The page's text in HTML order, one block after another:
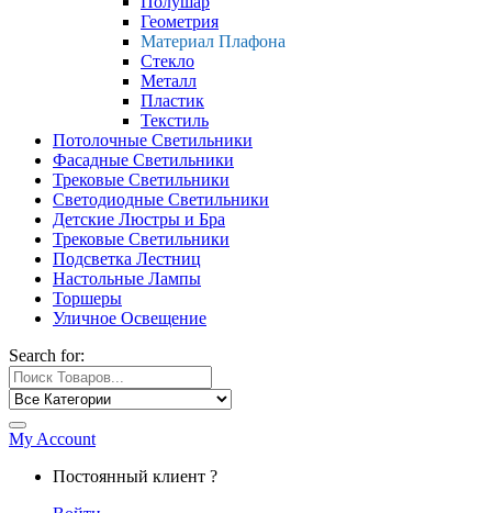
Геометрия
Материал Плафона
Стекло
Металл
Пластик
Текстиль
Потолочные Светильники
Фасадные Светильники
Трековые Светильники
Светодиодные Светильники
Детские Люстры и Бра
Трековые Светильники
Подсветка Лестниц
Настольные Лампы
Торшеры
Уличное Освещение
Search for:
My Account
Постоянный клиент ?